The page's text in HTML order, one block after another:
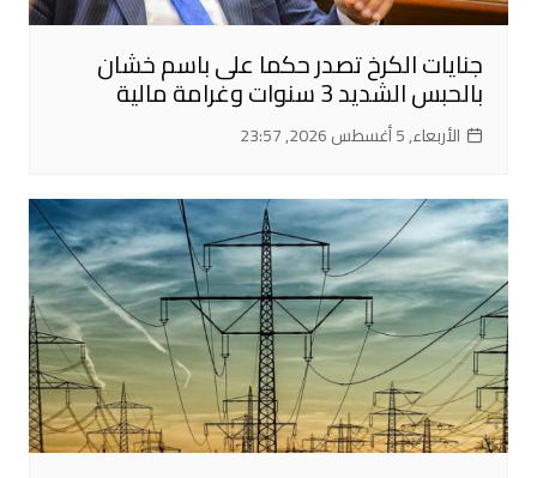
جنايات الكرخ تصدر حكما على باسم خشان
بالحبس الشديد 3 سنوات وغرامة مالية
الأربعاء, 5 أغسطس 2026, 23:57